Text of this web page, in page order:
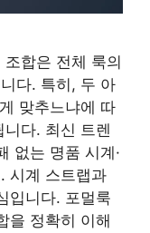
합은 전체 룩의
다. 특히, 두 아
맞추느냐에 따
다. 최신 트렌
없는 명품 시계·
시계 스트랩과
입니다. 포멀룩
을 정확히 이해